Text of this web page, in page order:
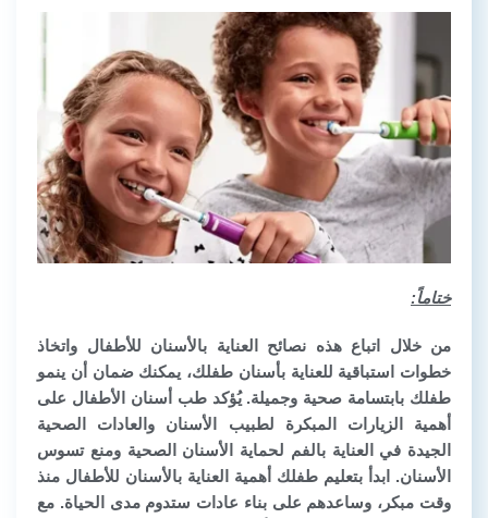
ختاماً:
من خلال اتباع هذه نصائح العناية بالأسنان للأطفال واتخاذ
خطوات استباقية للعناية بأسنان طفلك، يمكنك ضمان أن ينمو
طفلك بابتسامة صحية وجميلة. يُؤكد طب أسنان الأطفال على
أهمية الزيارات المبكرة لطبيب الأسنان والعادات الصحية
الجيدة في العناية بالفم لحماية الأسنان الصحية ومنع تسوس
الأسنان. ابدأ بتعليم طفلك أهمية العناية بالأسنان للأطفال منذ
وقت مبكر، وساعدهم على بناء عادات ستدوم مدى الحياة. مع